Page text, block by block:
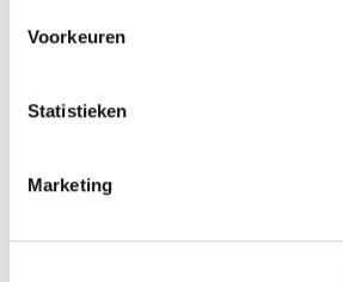
Voorkeuren
Statistieken
Marketing
Lactose-intolerantie: Je brein heeft invloed